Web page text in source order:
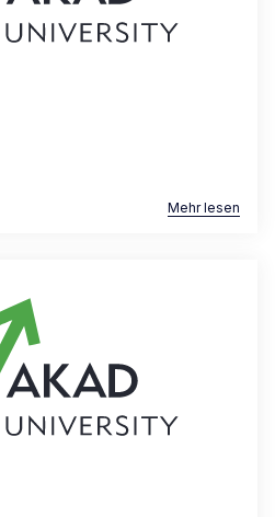
Mehr lesen